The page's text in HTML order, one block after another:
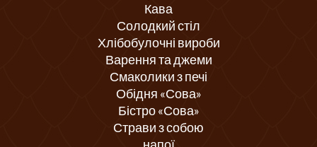
Кава
Солодкий стіл
Хлібобулочні вироби
Варення та джеми
Смаколики з печі
Обідня «Сова»
Бістро «Сова»
Страви з собою